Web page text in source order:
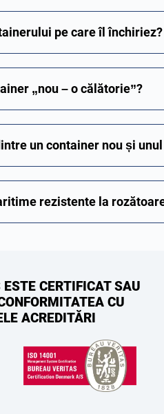
pe care îl închiriez?
„nou – o călătorie”?
un container nou și
rezistente la
CERTIFICAT SAU
CU
ACREDITĂRI